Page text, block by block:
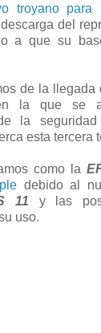
troyano para
del
a que su
de la llegada
la que se
la
esta tercera
como la
debido al
11 y las
uso.